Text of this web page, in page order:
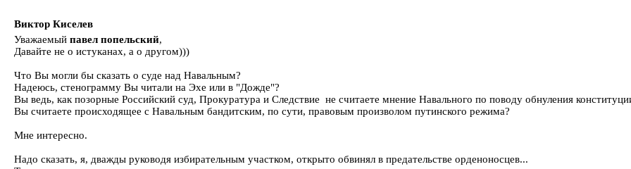
Виктор Киселев
Уважаемый павел попельский,
Давайте не о истуканах, а о другом)))
Что Вы могли бы сказать о суде над Навальным?
Надеюсь, стенограмму Вы читали на Эхе или в "Дожде"?
Вы ведь, как позорные Российский суд, Прокуратура и Следствие не считаете мнение Навального по поводу обнуления
Вы считаете происходящее с Навальным бандитским, по сути, правовым произволом путинского режима?
Мне интересно.
Надо сказать, я, дважды руководя избирательным участком, открыто обвинял в предательстве орденоносцев...